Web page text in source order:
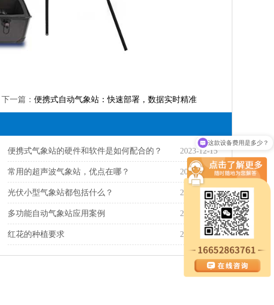
下一篇： 便携式自动气象站：快速部署，数据实时精准
便携式气象站的硬件和软件是如何配合的？ 2023-12-15
常用的超声波气象站，优点在哪？ 2022-03-29
光伏小型气象站都包括什么？​ 2025-08-07
多功能自动气象站应用案例 2021-06-08
红花的种植要求 2021-08-16
现在有优惠活动吗